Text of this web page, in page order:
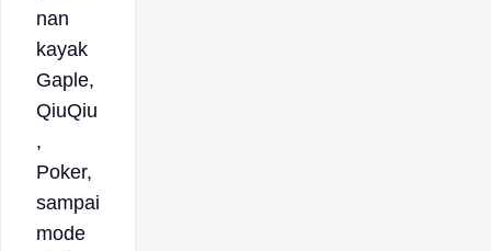
nan
kayak
Gaple,
QiuQiu
,
Poker,
sampai
mode